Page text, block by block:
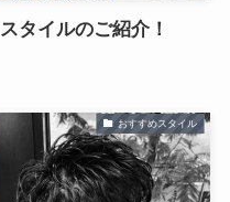
タイルのご紹介！
おすすめスタイル